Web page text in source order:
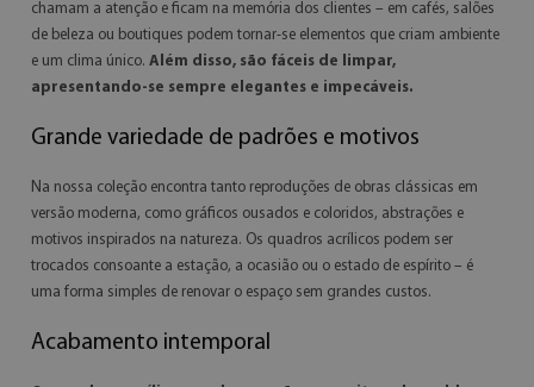
chamam a atenção e ficam na memória dos clientes – em cafés, salões
de beleza ou boutiques podem tornar-se elementos que criam ambiente
e um clima único. Além disso, são fáceis de limpar,
apresentando-se sempre elegantes e impecáveis.
Grande variedade de padrões e motivos
Na nossa coleção encontra tanto reproduções de obras clássicas em
versão moderna, como gráficos ousados e coloridos, abstrações e
motivos inspirados na natureza. Os quadros acrílicos podem ser
trocados consoante a estação, a ocasião ou o estado de espírito – é
uma forma simples de renovar o espaço sem grandes custos.
Acabamento intemporal